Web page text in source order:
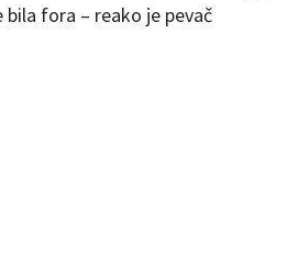
fora – reako je pevač